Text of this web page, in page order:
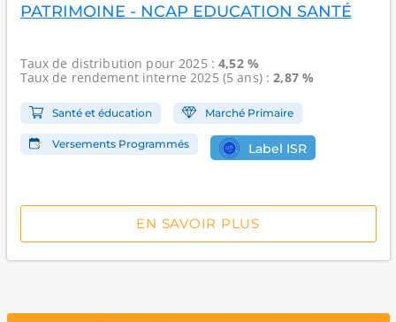
PATRIMOINE - NCAP EDUCATION SANTÉ
Taux de distribution pour 2025 :4,52 %
Taux de rendement interne2025 (5 ans) :2,87 %
Santé et éducation Marché Primaire
Versements Programmés Label ISR
EN SAVOIR PLUS